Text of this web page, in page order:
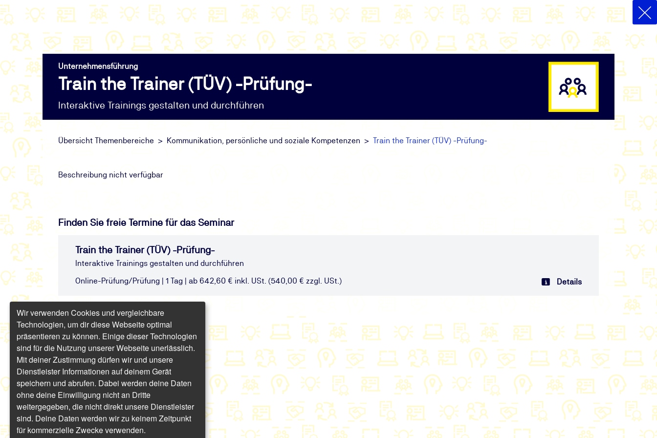
Unternehmensführung
Train the Trainer (TÜV) -Prüfung-
Interaktive Trainings gestalten und durchführen
Übersicht Themenbereiche Kommunikation, persönliche und soziale Kompetenzen Train the Trainer (TÜV) -Prüfung-
Beschreibung nicht verfügbar
Finden Sie freie Termine für das Seminar
Train the Trainer (TÜV) -Prüfung-
Interaktive Trainings gestalten und durchführen
Online-Prüfung/Prüfung | 1 Tag | ab 642,60 € inkl. USt. (540,00 € zzgl. USt.) Details
Wir verwenden Cookies und vergleichbare
Technologien, um dir diese Webseite optimal
präsentieren zu können. Einige dieser Technologien
sind für die Nutzung unserer Webseite unerlässlich.
Mit deiner Zustimmung dürfen wir und unsere
Dienstleister Informationen auf deinem Gerät
speichern und abrufen. Dabei werden deine Daten
ohne deine Einwilligung nicht an Dritte
weitergegeben, die nicht direkt unsere Dienstleister
sind. Deine Daten werden wir zu keinem Zeitpunkt
für kommerzielle Zwecke verwenden.